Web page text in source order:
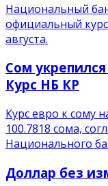
Национальный
официальный
августа.
Сом
Курс НБ КР
Курс евро к сому
100.7818 сома,
Национального
Доллар без